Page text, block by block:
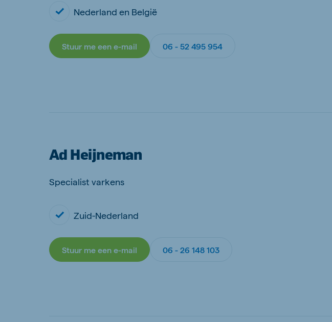
Nederland en België
Stuur me een e-mail 06 - 52 495 954
Ad Heijneman
Specialist varkens
Zuid-Nederland
Stuur me een e-mail 06 - 26 148 103